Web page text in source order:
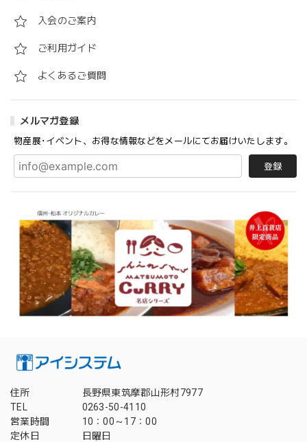
入会のご案内
ご利用ガイド
よくあるご質問
メルマガ登録
物産展･イベント、お得な情報などをメールにてお届けいたします。
登録
住所
長野県東筑摩郡山形村7977
TEL
0263-50-4110
営業時間
10：00～17：00
定休日
日曜日